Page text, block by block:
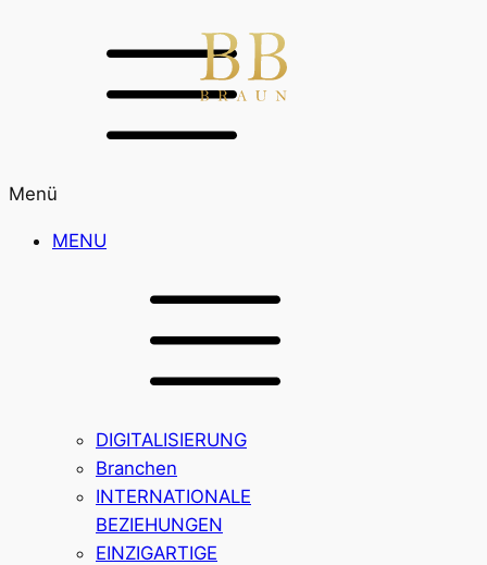
Menü
MENU
DIGITALISIERUNG
Branchen
INTERNATIONALE
BEZIEHUNGEN
EINZIGARTIGE